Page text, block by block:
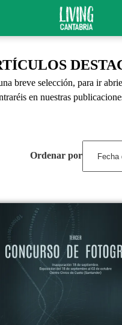
breve selección, para ir
en nuestras
Ordenar por